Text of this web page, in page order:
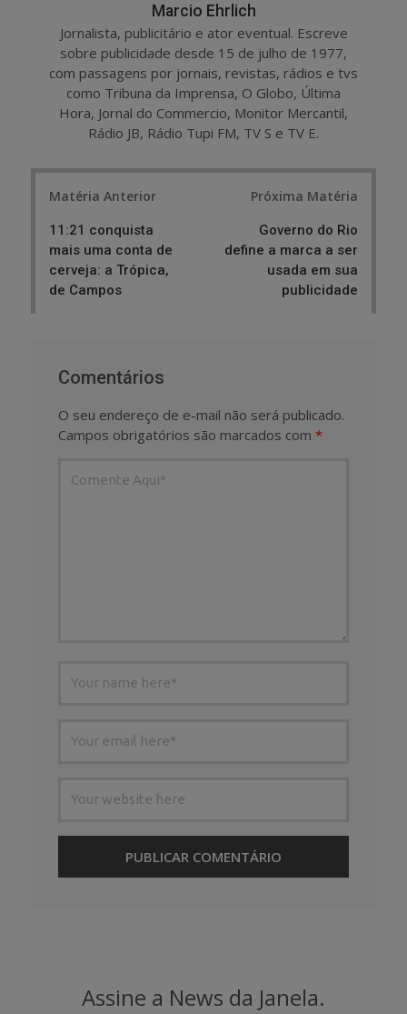
Marcio Ehrlich
Jornalista, publicitário e ator eventual. Escreve
sobre publicidade desde 15 de julho de 1977,
com passagens por jornais, revistas, rádios e tvs
como Tribuna da Imprensa, O Globo, Última
Hora, Jornal do Commercio, Monitor Mercantil,
Rádio JB, Rádio Tupi FM, TV S e TV E.
Matéria Anterior
11:21 conquista
mais uma conta de
cerveja: a Trópica,
de Campos
Próxima Matéria
Governo do Rio
define a marca a ser
usada em sua
publicidade
Comentários
O seu endereço de e-mail não será publicado.
Campos obrigatórios são marcados com *
Assine a News da Janela.